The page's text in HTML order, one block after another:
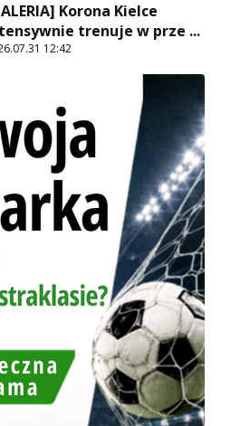
Korona Kielce
trenuje w prze ...
12:42